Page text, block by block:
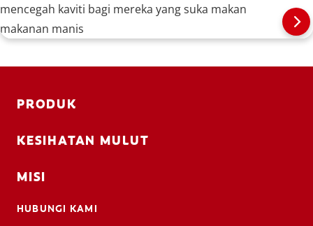
mencegah kaviti bagi mereka yang suka makan
makanan manis
PRODUK
KESIHATAN MULUT
MISI
HUBUNGI KAMI